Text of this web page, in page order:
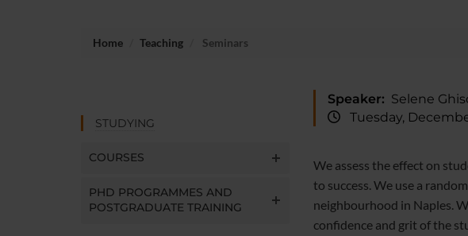
Home Teaching Seminars
STUDYING
COURSES
PHD PROGRAMMES AND
POSTGRADUATE TRAINING
Speaker: Selene
Tuesday,
We assess the effect on
to success. We use a
neighbourhood in Naples.
confidence and grit of the